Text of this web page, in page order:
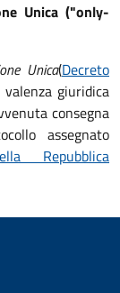
Unica ("only-
Unica(Decreto
giuridica
consegna
assegnato
Repubblica